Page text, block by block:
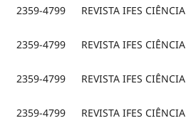
2359-4799 REVISTA IFES CIÊNCIA
2359-4799 REVISTA IFES CIÊNCIA
2359-4799 REVISTA IFES CIÊNCIA
2359-4799 REVISTA IFES CIÊNCIA